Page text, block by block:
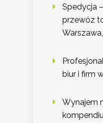
Spedycja
przewóz
biur i firm
Wynajem